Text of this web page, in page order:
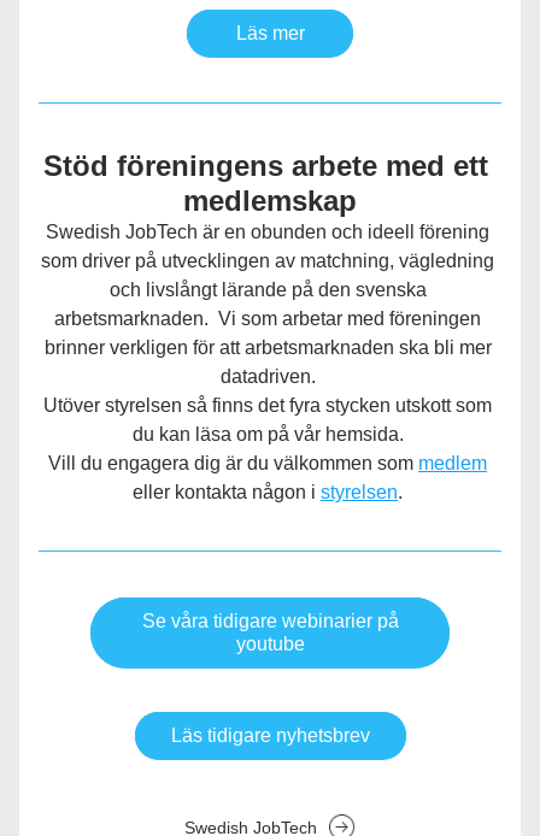
Läs mer
Stöd föreningens arbete med ett
medlemskap
Swedish JobTech är en obunden och ideell förening
som driver på utvecklingen av matchning, vägledning
och livslångt lärande på den svenska
arbetsmarknaden.  Vi som arbetar med föreningen
brinner verkligen för att arbetsmarknaden ska bli mer
datadriven.
Utöver styrelsen så finns det fyra stycken utskott som
du kan läsa om på vår hemsida.
Vill du engagera dig är du välkommen som medlem
eller kontakta någon i styrelsen.
Se våra tidigare webinarier på
youtube
Läs tidigare nyhetsbrev
Swedish JobTech